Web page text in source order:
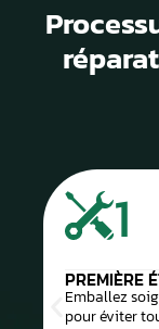
1
PREMIÈRE
Emballez
pour éviter